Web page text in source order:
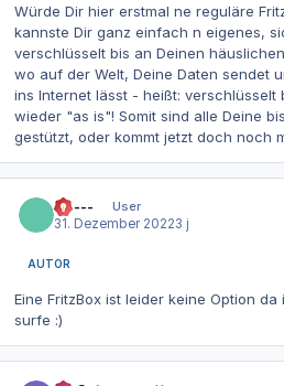
Würde Dir hier erstmal ne reguläre
kannste Dir ganz einfach n eigenes,
verschlüsselt bis an Deinen
wo auf der Welt, Deine Daten sendet
ins Internet lässt - heißt: verschlüsselt
wieder "as is"! Somit sind alle Deine
gestützt, oder kommt jetzt doch noch
------
User
31. Dezember 20223 j
AUTOR
Eine FritzBox ist leider keine Option
surfe :)